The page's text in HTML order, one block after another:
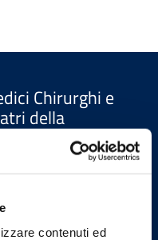
contenuti ed
Chirurghi e
della